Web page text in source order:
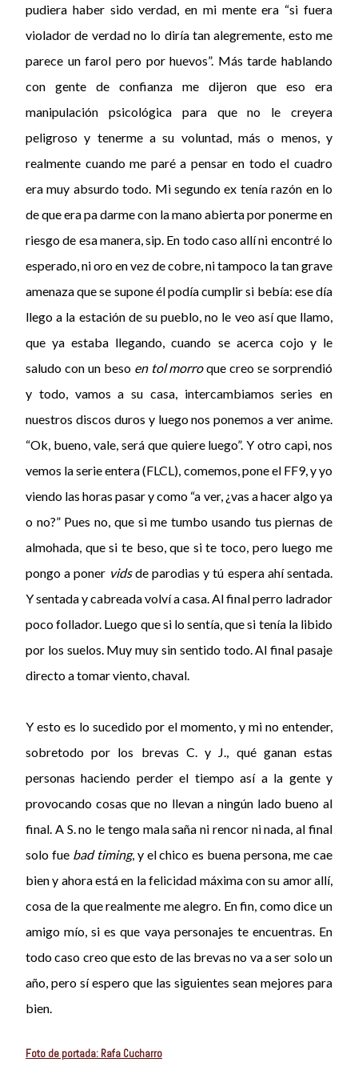
pudiera haber sido verdad, en mi mente era “si fuera
violador de verdad no lo diría tan alegremente, esto me
parece un farol pero por huevos”. Más tarde hablando
con gente de confianza me dijeron que eso era
manipulación psicológica para que no le creyera
peligroso y tenerme a su voluntad, más o menos, y
realmente cuando me paré a pensar en todo el cuadro
era muy absurdo todo. Mi segundo ex tenía razón en lo
de que era pa darme con la mano abierta por ponerme en
riesgo de esa manera, sip. En todo caso allí ni encontré lo
esperado, ni oro en vez de cobre, ni tampoco la tan grave
amenaza que se supone él podía cumplir si bebía: ese día
llego a la estación de su pueblo, no le veo así que llamo,
que ya estaba llegando, cuando se acerca cojo y le
saludo con un beso en tol morroque creo se sorprendió
y todo, vamos a su casa, intercambiamos series en
nuestros discos duros y luego nos ponemos a ver anime.
“Ok, bueno, vale, será que quiere luego”. Y otro capi, nos
vemos la serie entera (FLCL), comemos, pone el FF9, y yo
viendo las horas pasar y como “a ver, ¿vas a hacer algo ya
o no?” Pues no, que si me tumbo usando tus piernas de
almohada, que si te beso, que si te toco, pero luego me
pongo a poner vidsde parodias y tú espera ahí sentada.
Y sentada y cabreada volví a casa. Al final perro ladrador
poco follador. Luego que si lo sentía, que si tenía la libido
por los suelos. Muy muy sin sentido todo. Al final pasaje
directo a tomar viento, chaval.
Y esto es lo sucedido por el momento, y mi no entender,
sobretodo por los brevas C. y J., qué ganan estas
personas haciendo perder el tiempo así a la gente y
provocando cosas que no llevan a ningún lado bueno al
final. A S. no le tengo mala saña ni rencor ni nada, al final
solo fue bad timing, y el chico es buena persona, me cae
bien y ahora está en la felicidad máxima con su amor allí,
cosa de la que realmente me alegro. En fin, como dice un
amigo mío, si es que vaya personajes te encuentras. En
todo caso creo que esto de las brevas no va a ser solo un
año, pero sí espero que las siguientes sean mejores para
bien.
Foto de portada: Rafa Cucharro